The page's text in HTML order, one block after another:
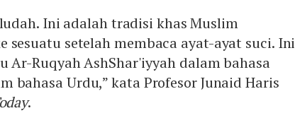
Ini adalah tradisi khas Muslim
sesuatu setelah membaca ayat-ayat suci. Ini
Ar-Ruqyah AshShar'iyyah dalam bahasa
bahasa Urdu,” kata Profesor Junaid Haris
.